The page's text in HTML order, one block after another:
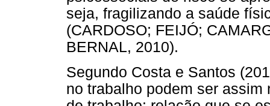
seja, fragilizando a saúde
(CARDOSO; FEIJÓ;
BERNAL, 2010).
Segundo Costa e Santos
no trabalho podem ser